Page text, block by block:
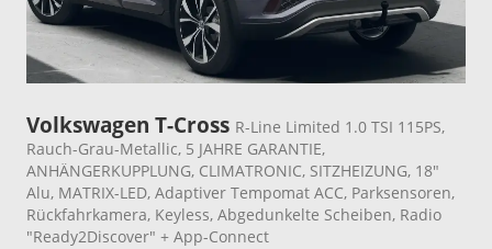
Volkswagen T-Cross R-Line Limited 1.0 TSI 115PS,
Rauch-Grau-Metallic, 5 JAHRE GARANTIE,
ANHÄNGERKUPPLUNG, CLIMATRONIC, SITZHEIZUNG, 18"
Alu, MATRIX-LED, Adaptiver Tempomat ACC, Parksensoren,
Rückfahrkamera, Keyless, Abgedunkelte Scheiben, Radio
"Ready2Discover" + App-Connect